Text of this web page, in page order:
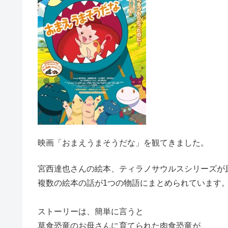
映画「おまえうまそうだな」を観てきました。
宮西達也さんの絵本、ティラノサウルスシリーズが
複数の絵本の話が1つの物語にまとめられています。
ストーリーは、簡単に言うと
草食恐竜のお母さんに育てられた肉食恐竜が、